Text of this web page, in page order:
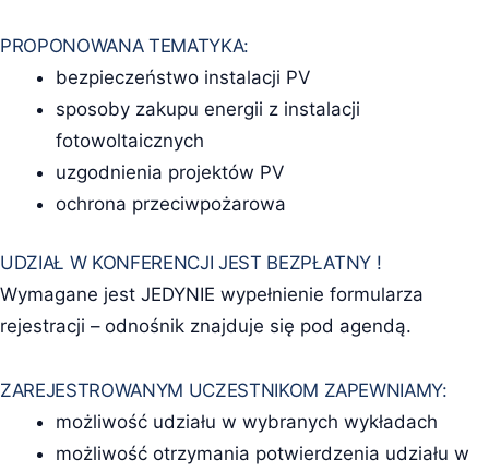
PROPONOWANA TEMATYKA:
bezpieczeństwo instalacji PV
sposoby zakupu energii z instalacji
fotowoltaicznych
uzgodnienia projektów PV
ochrona przeciwpożarowa
UDZIAŁ W KONFERENCJI JEST BEZPŁATNY !
Wymagane jest JEDYNIE wypełnienie formularza
rejestracji – odnośnik znajduje się pod agendą.
ZAREJESTROWANYM UCZESTNIKOM ZAPEWNIAMY:
możliwość udziału w wybranych wykładach
możliwość otrzymania potwierdzenia udziału w